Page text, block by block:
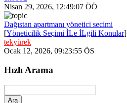
Nisan 29, 2026, 12:49:07 ÖÖ
Dağıstan apartmanı yönetici secimi
[Yöneticilik Seçimi İLe İLgili Konular]
tekyürek
Ocak 12, 2026, 09:23:55 ÖS
Hızlı Arama